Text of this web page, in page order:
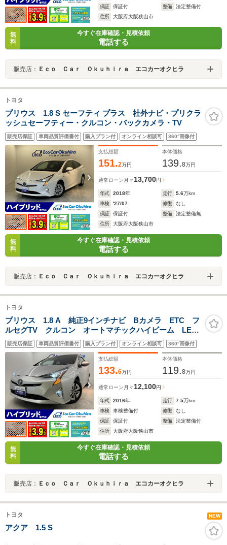
保証
保証付 整備
法定整備付
住所
大阪府大阪狭山市
無
料
今すぐ在庫確認・見積依頼
電話する
販売店： Ｅｃｏ Ｃａｒ Ｏｋｕｈｉｒａ エコカーオクヒラ
トヨタ
プリウス 1.8 S セーフティ プラス 社外ナビ・プリクラ
ッシュセーフティー・クルコン・バックカメラ・TV
販売店保証 車両品質評価書付 購入プラン付 オンライン相談可 360°画像付
支払総額
151.2万円
本体価格
139.8万円
通常ローン 月々 13,700円
年式 2018年 走行 5.6万km
車検
'27/07 修復
なし
保証
保証付 整備
法定整備無
住所
大阪府大阪狭山市
無
料
今すぐ在庫確認・見積依頼
電話する
販売店： Ｅｃｏ Ｃａｒ Ｏｋｕｈｉｒａ エコカーオクヒラ
トヨタ
プリウス 1.8 A 純正9インチナビ Bカメラ ETC フ
ルセグTV クルコン オートマチックハイビーム LED
ヘッドライト オートライト
販売店保証 車両品質評価書付 購入プラン付 オンライン相談可 360°画像付
支払総額
133.6万円
本体価格
119.8万円
通常ローン 月々 12,100円
年式 2016年 走行 7.5万km
車検
車検整備付 修復
なし
保証
保証付 整備
法定整備付
住所
大阪府大阪狭山市
無
料
今すぐ在庫確認・見積依頼
電話する
販売店： Ｅｃｏ Ｃａｒ Ｏｋｕｈｉｒａ エコカーオクヒラ
トヨタ NEW
アクア 1.5 S